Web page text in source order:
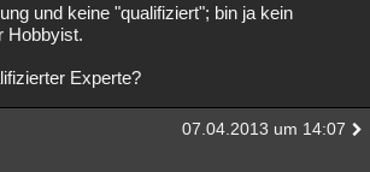
und keine "qualifiziert"; bin ja kein
Hobbyist.
Experte?
07.04.2013 um 14:07